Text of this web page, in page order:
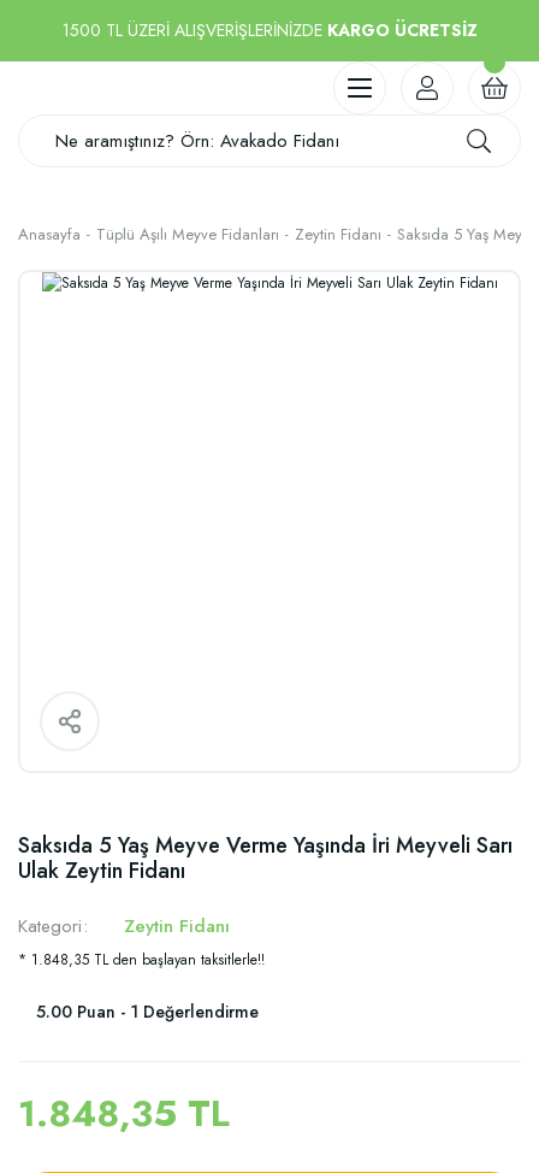
1500 TL ÜZERİ ALIŞVERİŞLERİNİZDE KARGO ÜCRETSİZ
Anasayfa Tüplü Aşılı Meyve Fidanları Zeytin Fidanı Saksıda 5 Yaş
Saksıda 5 Yaş Meyve Verme Yaşında İri Meyveli Sarı
Ulak Zeytin Fidanı
Kategori Zeytin Fidanı
* 1.848,35 TL den başlayan taksitlerle!!
5.00 Puan - 1 Değerlendirme
1.848,35 TL